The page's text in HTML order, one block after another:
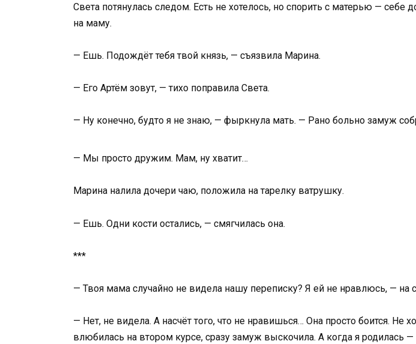
Света потянулась следом. Есть не хотелось, но спорить с матерью —
на маму.
— Ешь. Подождёт тебя твой князь, — съязвила Марина.
— Его Артём зовут, — тихо поправила Света.
— Ну конечно, будто я не знаю, — фыркнула мать. — Рано больно замуж
— Мы просто дружим. Мам, ну хватит…
Марина налила дочери чаю, положила на тарелку ватрушку.
— Ешь. Одни кости остались, — смягчилась она.
***
— Твоя мама случайно не видела нашу переписку? Я ей не нравлюсь, —
— Нет, не видела. А насчёт того, что не нравишься… Она просто боится. Не
влюбилась на втором курсе, сразу замуж выскочила. А когда я родилась